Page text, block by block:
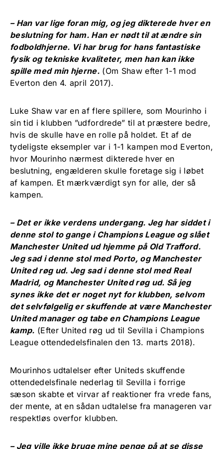
– Han var lige foran mig, og jeg dikterede hver en
beslutning for ham. Han er nødt til at ændre sin
fodboldhjerne. Vi har brug for hans fantastiske
fysik og tekniske kvaliteter, men han kan ikke
spille med min hjerne. (Om Shaw efter 1-1 mod
Everton den 4. april 2017).
Luke Shaw var en af flere spillere, som Mourinho i
sin tid i klubben ”udfordrede” til at præstere bedre,
hvis de skulle have en rolle på holdet. Et af de
tydeligste eksempler var i 1-1 kampen mod Everton,
hvor Mourinho nærmest dikterede hver en
beslutning, engælderen skulle foretage sig i løbet
af kampen. Et mærkværdigt syn for alle, der så
kampen.
– Det er ikke verdens undergang. Jeg har siddet i
denne stol to gange i Champions League og slået
Manchester United ud hjemme på Old Trafford.
Jeg sad i denne stol med Porto, og Manchester
United røg ud. Jeg sad i denne stol med Real
Madrid, og Manchester United røg ud. Så jeg
synes ikke det er noget nyt for klubben, selvom
det selvfølgelig er skuffende at være Manchester
United manager og tabe en Champions League
kamp. (Efter United røg ud til Sevilla i Champions
League ottendedelsfinalen den 13. marts 2018).
Mourinhos udtalelser efter Uniteds skuffende
ottendedelsfinale nederlag til Sevilla i forrige
sæson skabte et virvar af reaktioner fra vrede fans,
der mente, at en sådan udtalelse fra manageren var
respektløs overfor klubben.
– Jeg ville ikke bruge mine penge på at se disse